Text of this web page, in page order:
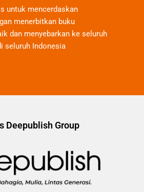
untuk mencerdaskan
menerbitkan buku
dan menyebarkan ke seluruh
seluruh Indonesia
Deepublish Group